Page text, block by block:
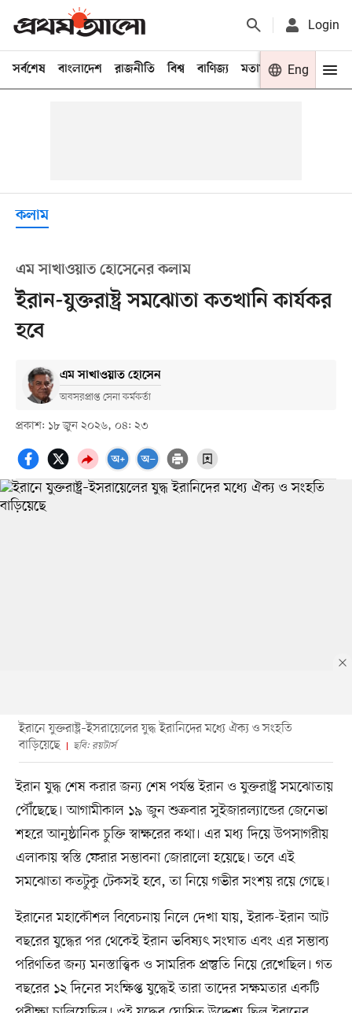
Login
সর্বশেষ বাংলাদেশ রাজনীতি বিশ্ব বাণিজ্য মতামত খেলা
Eng
কলাম
এম সাখাওয়াত হোসেনের কলাম
ইরান-যুক্তরাষ্ট্র সমঝোতা কতখানি কার্যকর
হবে
এম সাখাওয়াত হোসেন
অবসরপ্রাপ্ত সেনা কর্মকর্তা
প্রকাশ: ১৮ জুন ২০২৬, ০৪: ২৩
ইরানে যুক্তরাষ্ট্র–ইসরায়েলের যুদ্ধ ইরানিদের মধ্যে ঐক্য ও সংহতি
বাড়িয়েছে
ছবি: রয়টার্স
ইরান যুদ্ধ শেষ করার জন্য শেষ পর্যন্ত ইরান ও যুক্তরাষ্ট্র সমঝোতায়
পৌঁছেছে। আগামীকাল ১৯ জুন শুক্রবার সুইজারল্যান্ডের জেনেভা
শহরে আনুষ্ঠানিক চুক্তি স্বাক্ষরের কথা। এর মধ্য দিয়ে উপসাগরীয়
এলাকায় স্বস্তি ফেরার সম্ভাবনা জোরালো হয়েছে। তবে এই
সমঝোতা কতটুকু টেকসই হবে, তা নিয়ে গভীর সংশয় রয়ে গেছে।
ইরানের মহাকৌশল বিবেচনায় নিলে দেখা যায়, ইরাক-ইরান আট
বছরের যুদ্ধের পর থেকেই ইরান ভবিষ্যৎ সংঘাত এবং এর সম্ভাব্য
পরিণতির জন্য মনস্তাত্ত্বিক ও সামরিক প্রস্তুতি নিয়ে রেখেছিল। গত
বছরের ১২ দিনের সংক্ষিপ্ত যুদ্ধেই তারা তাদের সক্ষমতার একটি